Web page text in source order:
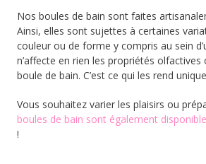
Nos boules de bain sont faites
Ainsi, elles sont sujettes à certaines
couleur ou de forme y compris au sein
n’affecte en rien les propriétés olfactives
boule de bain. C’est ce qui les rend
Vous souhaitez varier les plaisirs ou
boules de bain sont également
!